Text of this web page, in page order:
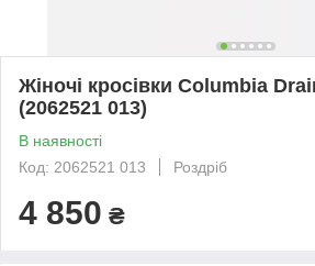
Жіночі кросівки Columbia
(2062521 013)
В наявності
Код: 2062521 013
Роздріб
4 850 ₴